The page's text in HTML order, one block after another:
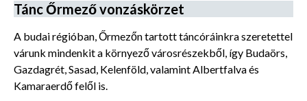
Tánc Őrmező vonzáskörzet
A budai régióban, Őrmezőn tartott táncóráinkra szeretettel
várunk mindenkit a környező városrészekből, így Budaörs,
Gazdagrét, Sasad, Kelenföld, valamint Albertfalva és
Kamaraerdő felől is.